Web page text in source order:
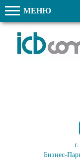
МЕНЮ
Бизнес-